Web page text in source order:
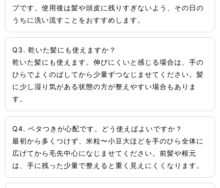
プです。使用後は髪や頭皮に残りすぎないよう、その日の
うちに洗い流すことをおすすめします。
Q3. 乾いた髪にも使えますか？
乾いた髪にも使えます。伸びにくいと感じる場合は、手の
ひらでよくのばしてから少量ずつなじませてください。髪
に少し湿り気がある状態の方が整えやすい場合もありま
す。
Q4. ベタつきが心配です。どう使えばよいですか？
最初から多くつけず、米粒〜小豆大ほどを手のひら全体に
広げてから毛先中心になじませてください。前髪や根元
は、手に残った少量で整えると重く見えにくくなります。